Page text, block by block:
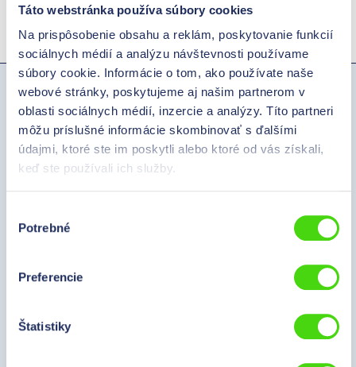
Táto webstránka používa súbory cookies
Na prispôsobenie obsahu a reklám, poskytovanie funkcií
sociálnych médií a analýzu návštevnosti používame
súbory cookie. Informácie o tom, ako používate naše
webové stránky, poskytujeme aj našim partnerom v
oblasti sociálnych médií, inzercie a analýzy. Títo partneri
môžu príslušné informácie skombinovať s ďalšími
údajmi, ktoré ste im poskytli alebo ktoré od vás získali,
keď ste používali ich služby.
súhlasu
Potrebné
Preferencie
Štatistiky
IČ DPH: SK2022919701
DIC: 44977719
Hilpress Slovakia s.r.o.
Nálepkova 1631/1A
900 27 Bernolákovo
Slovakia
E-Mail:info@hilpress.sk